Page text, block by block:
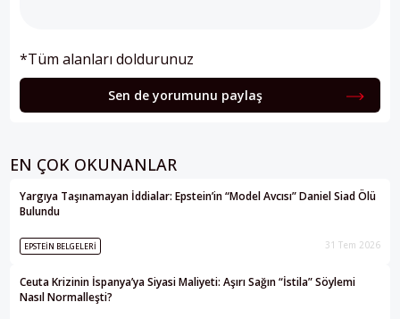
*Tüm alanları doldurunuz
Sen de yorumunu paylaş
EN ÇOK OKUNANLAR
Yargıya Taşınamayan İddialar: Epstein’in “Model Avcısı” Daniel Siad Ölü
Bulundu
EPSTEIN BELGELERI 31 Tem 2026
Ceuta Krizinin İspanya’ya Siyasi Maliyeti: Aşırı Sağın “İstila” Söylemi
Nasıl Normalleşti?